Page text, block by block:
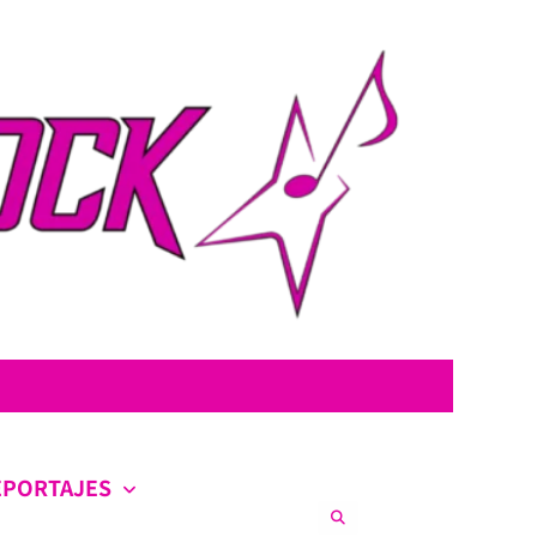
en la escena nacional e internacional.